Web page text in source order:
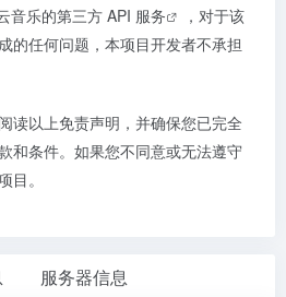
音乐的第三方 API 服务
，对于该
的任何问题，本项目开发者不承担
读以上免责声明，并确保您已完全
和条件。如果您不同意或无法遵守
。
服务器信息